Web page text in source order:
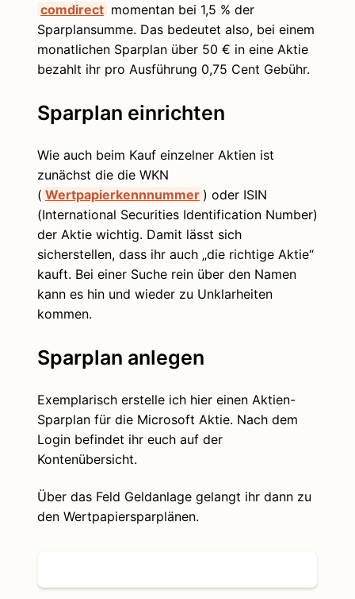
comdirect momentan bei 1,5 % der
Sparplansumme. Das bedeutet also, bei einem
monatlichen Sparplan über 50 € in eine Aktie
bezahlt ihr pro Ausführung 0,75 Cent Gebühr.
Sparplan einrichten
Wie auch beim Kauf einzelner Aktien ist
zunächst die die WKN
( Wertpapierkennnummer ) oder ISIN
(International Securities Identification Number)
der Aktie wichtig. Damit lässt sich
sicherstellen, dass ihr auch „die richtige Aktie“
kauft. Bei einer Suche rein über den Namen
kann es hin und wieder zu Unklarheiten
kommen.
Sparplan anlegen
Exemplarisch erstelle ich hier einen Aktien-
Sparplan für die Microsoft Aktie. Nach dem
Login befindet ihr euch auf der
Kontenübersicht.
Über das Feld Geldanlage gelangt ihr dann zu
den Wertpapiersparplänen.